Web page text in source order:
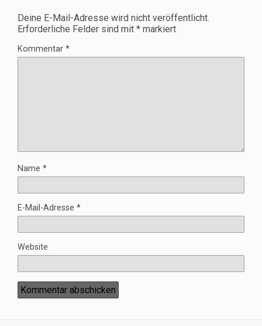
Deine E-Mail-Adresse wird nicht veröffentlicht.
Erforderliche Felder sind mit * markiert
Kommentar *
Name *
E-Mail-Adresse *
Website